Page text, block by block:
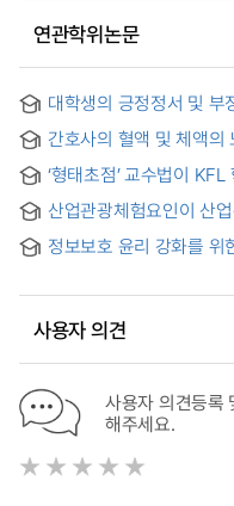
연관학위논문
대학생의 긍정정서 및 부
인지적 유연성의 매개효
간호사의 혈액 및 체액의
Exposure to Blood
Performance of
‘형태초점’ 교수법이
경음화의 인지 및 산출
교육을 중심으로-
산업관광체험요인이 산
충성도에 미치는 영향
Experience Factors on
정보보호 윤리 강화를 위
사용자 의견
사용자 의견등록
해주세요.